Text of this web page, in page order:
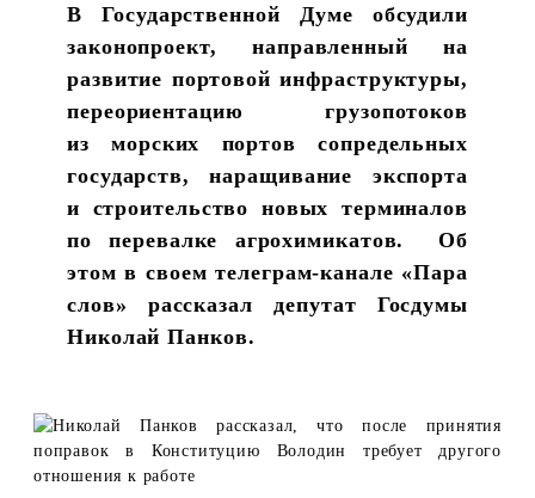
В Государственной Думе обсудили
законопроект, направленный на
развитие портовой инфраструктуры,
переориентацию грузопотоков
из морских портов сопредельных
государств, наращивание экспорта
и строительство новых терминалов
по перевалке агрохимикатов. Об
этом в своем телеграм-канале «Пара
слов» рассказал депутат Госдумы
Николай Панков.